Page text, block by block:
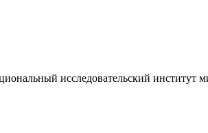
исследовательский